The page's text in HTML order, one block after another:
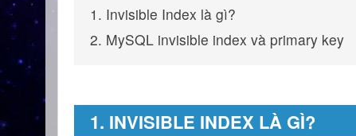
1. Invisible Index là gì?
2. MySQL invisible index và primary key
1. INVISIBLE INDEX LÀ GÌ?